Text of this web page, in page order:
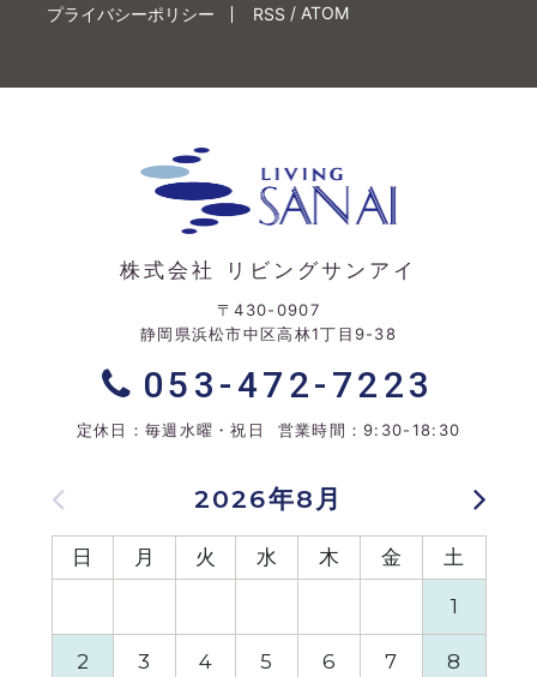
プライバシーポリシー RSS / ATOM
2026年8月
日 月 火 水 木 金 土
1
2 3 4 5 6 7 8
株式会社 リビングサンアイ
〒430-0907
静岡県浜松市中区高林1丁目9-38
053-472-7223
定休日：毎週水曜・祝日 営業時間：9:30-18:30